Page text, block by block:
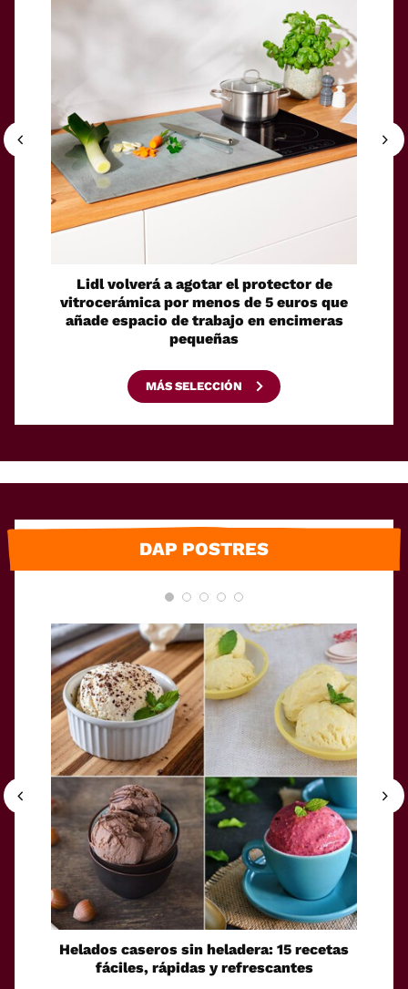
Lidl volverá a agotar el protector de
vitrocerámica por menos de 5 euros que
añade espacio de trabajo en encimeras
pequeñas
MÁS SELECCIÓN
DAP POSTRES
Helados caseros sin heladera: 15 recetas
fáciles, rápidas y refrescantes